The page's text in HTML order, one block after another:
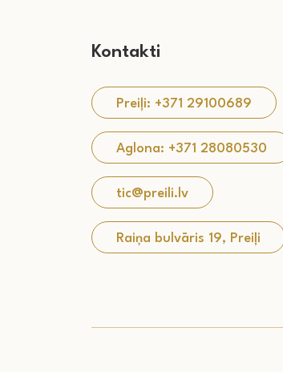
Kontakti
Preiļi: +371 29100689
Aglona: +371 28080530
tic@preili.lv
Raiņa bulvāris 19, Preiļi